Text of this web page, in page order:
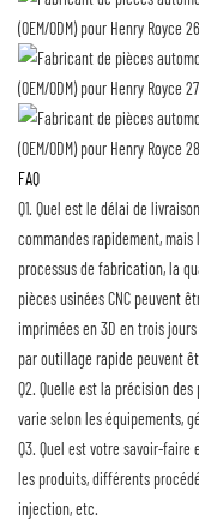
FAQ
Q1. Quel est le délai de
commandes rapidement,
processus de fabrication, la
pièces usinées CNC peuvent
imprimées en 3D en trois
par outillage rapide peuvent
Q2. Quelle est la précision
varie selon les équipements,
Q3. Quel est votre savoir-
les produits, différents
injection, etc.